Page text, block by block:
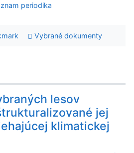
periodika
Vybrané dokumenty
lesov
jej
klimatickej